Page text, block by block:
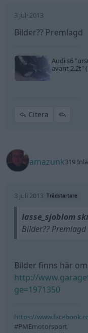
3 juli 2013
Bilder?? Premlagd
Audi s6
avant 2.2t"
Citera
amazunk319
3 juli 2013 Trådstartare
lasse_sjoblom
Bilder?? Premlagd
Bilder finns här
http://
ge=1971350
https://
#PMEmotorsport